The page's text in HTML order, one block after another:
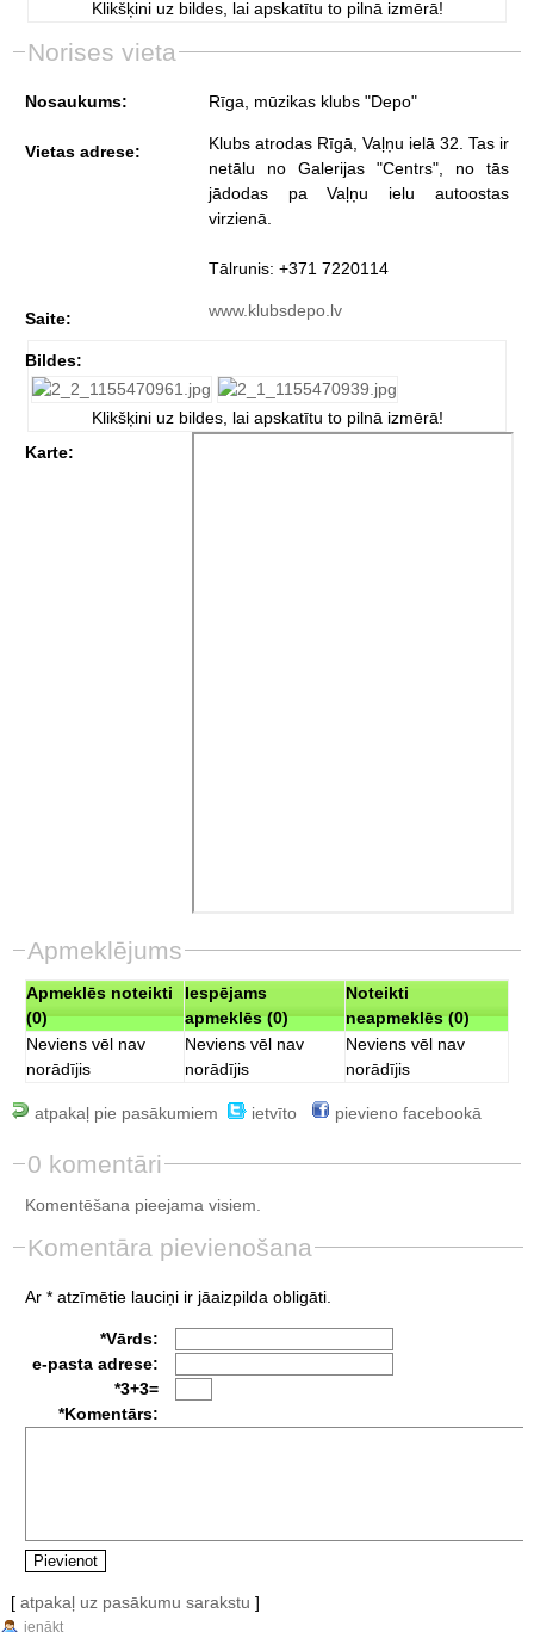
Klikšķini uz bildes, lai apskatītu to pilnā izmērā!
Norises vieta
Nosaukums: Rīga, mūzikas klubs "Depo"
Vietas adrese:
Klubs atrodas Rīgā, Vaļņu ielā 32. Tas ir
netālu no Galerijas "Centrs", no tās
jādodas pa Vaļņu ielu autoostas
virzienā.
Tālrunis: +371 7220114
Saite: www.klubsdepo.lv
Bildes:
Klikšķini uz bildes, lai apskatītu to pilnā izmērā!
Karte:
Apmeklējums
Apmeklēs noteikti
(0)
Iespējams
apmeklēs (0)
Noteikti
neapmeklēs (0)
Neviens vēl nav
norādījis
Neviens vēl nav
norādījis
Neviens vēl nav
norādījis
atpakaļ pie pasākumiem ietvīto pievieno facebookā
0 komentāri
Komentēšana pieejama visiem.
Komentāra pievienošana
Ar * atzīmētie lauciņi ir jāaizpilda obligāti.
*Vārds:
e-pasta adrese:
*3+3=
*Komentārs:
[ atpakaļ uz pasākumu sarakstu ]
ienākt